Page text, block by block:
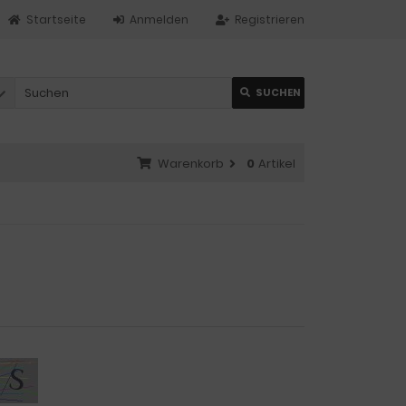
Registrieren
Anmelden
Startseite
SUCHEN
Warenkorb 0 Artikel